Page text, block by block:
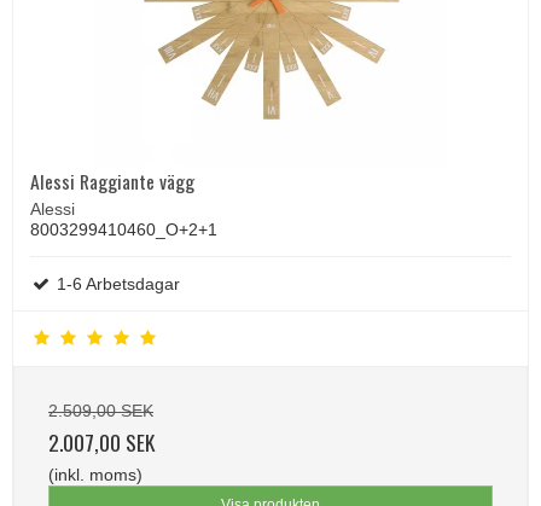
Alessi Raggiante vägg
Alessi
8003299410460_O+2+1
1-6 Arbetsdagar
2.509,00 SEK
2.007,00 SEK
(inkl. moms)